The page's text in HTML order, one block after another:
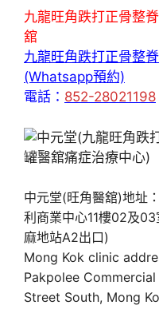
九龍旺角跌打正骨整
舘
九龍旺角跌打正骨整
(Whatsapp預約)
電話： 852-28021198
中元堂(旺角醫舘)地址
利商業中心11樓02及
麻地站A2出口)
Mong Kok clinic
Pakpolee
Street South, Mong